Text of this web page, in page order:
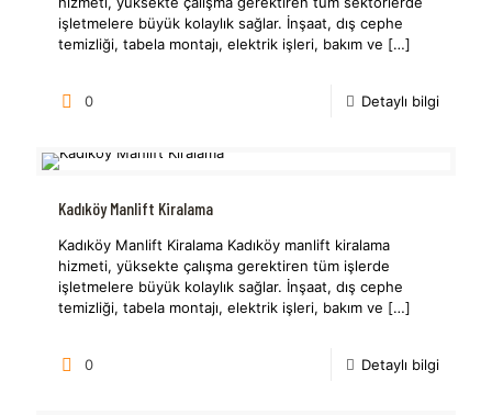
işletmelere büyük kolaylık sağlar. İnşaat, dış cephe
temizliği, tabela montajı, elektrik işleri, bakım ve […]
0 Detaylı bilgi
Kadıköy Manlift Kiralama
Kadıköy Manlift Kiralama Kadıköy manlift kiralama
hizmeti, yüksekte çalışma gerektiren tüm işlerde
işletmelere büyük kolaylık sağlar. İnşaat, dış cephe
temizliği, tabela montajı, elektrik işleri, bakım ve […]
0 Detaylı bilgi